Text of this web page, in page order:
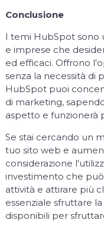
Conclusione
I temi HubSpot
e imprese che
ed efficaci. Offrono
senza la necessità di
HubSpot puoi
di marketing,
aspetto e funzionerà
Se stai cercando un
tuo sito web e
considerazione
investimento che
attività e attirare più
essenziale sfruttare
disponibili per